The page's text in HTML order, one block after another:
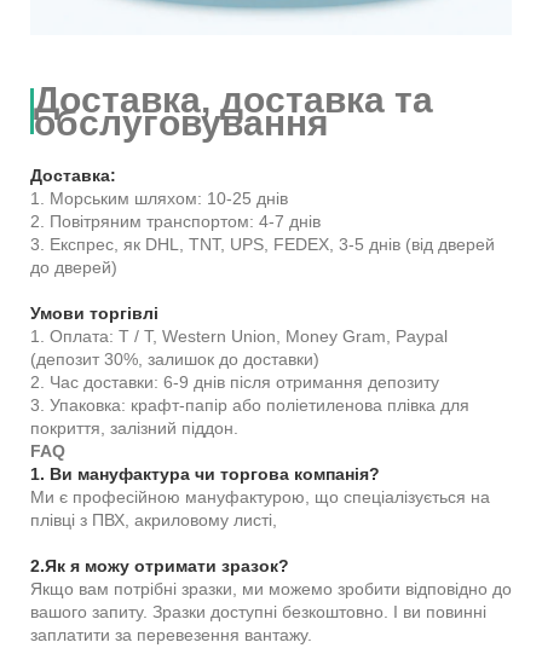
Доставка, доставка та
обслуговування
Доставка:
1. Морським шляхом: 10-25 днів
2. Повітряним транспортом: 4-7 днів
3. Експрес, як DHL, TNT, UPS, FEDEX, 3-5 днів (від дверей
до дверей)
Умови торгівлі
1. Оплата: T / T, Western Union, Money Gram, Paypal
(депозит 30%, залишок до доставки)
2. Час доставки: 6-9 днів після отримання депозиту
3. Упаковка: крафт-папір або поліетиленова плівка для
покриття, залізний піддон.
FAQ
1. Ви мануфактура чи торгова компанія?
Ми є професійною мануфактурою, що спеціалізується на
плівці з ПВХ, акриловому листі,
2.Як я можу отримати зразок?
Якщо вам потрібні зразки, ми можемо зробити відповідно до
вашого запиту. Зразки доступні безкоштовно. І ви повинні
заплатити за перевезення вантажу.